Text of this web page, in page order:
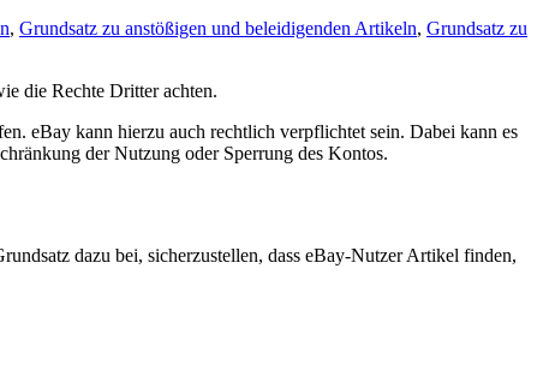
, Grundsatz zu anstößigen und beleidigenden Artikeln, Grundsatz zu
die Rechte Dritter achten.
eBay kann hierzu auch rechtlich verpflichtet sein. Dabei kann es
der Nutzung oder Sperrung des Kontos.
dazu bei, sicherzustellen, dass eBay-Nutzer Artikel finden,